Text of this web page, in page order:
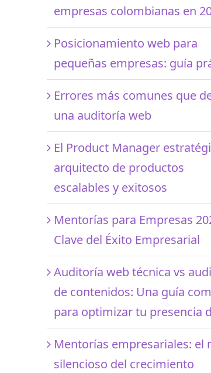
empresas colombianas en
Posicionamiento web para
pequeñas empresas: guía
Errores más comunes que
una auditoría web
El Product Manager
arquitecto de productos
escalables y exitosos
Mentorías para Empresas
Clave del Éxito Empresarial
Auditoría web técnica vs
de contenidos: Una guía
para optimizar tu presencia
Mentorías empresariales: el
silencioso del crecimiento